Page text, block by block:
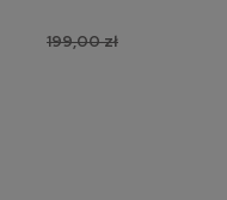
199,00 zł